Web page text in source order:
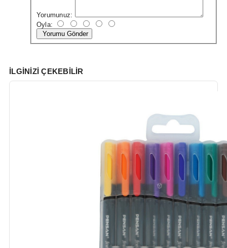
Yorumunuz:
Oyla:
Yorumu Gönder
İLGINIZI ÇEKEBILIR